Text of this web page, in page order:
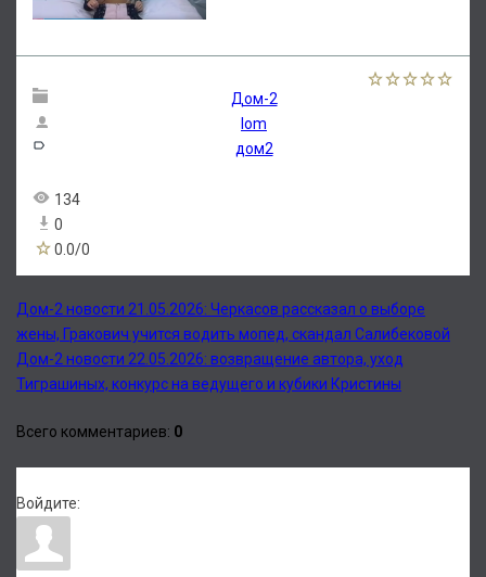
Дом-2
lom
дом2
134
0
0.0/0
Дом-2 новости 21.05.2026: Черкасов рассказал о выборе
жены, Гракович учится водить мопед, скандал Салибековой
Дом-2 новости 22.05.2026: возвращение автора, уход
Тиграшиных, конкурс на ведущего и кубики Кристины
Всего комментариев: 0
Войдите: